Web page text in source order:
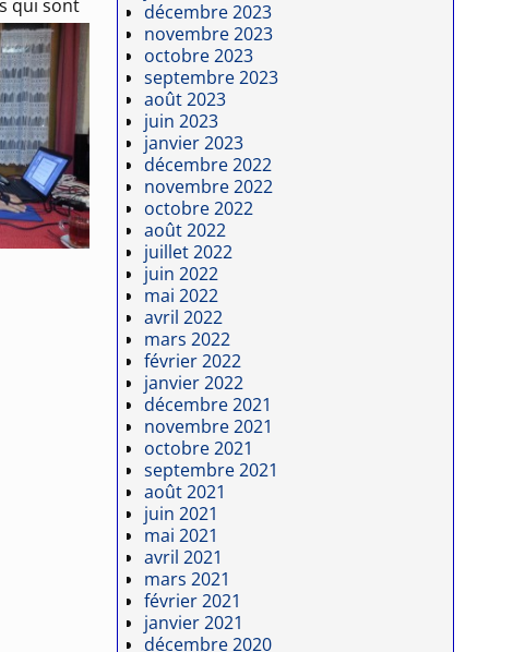
quisont
décembre 2023
novembre 2023
octobre 2023
septembre 2023
août 2023
juin 2023
janvier 2023
décembre 2022
novembre 2022
octobre 2022
août 2022
juillet 2022
juin 2022
mai 2022
avril 2022
mars 2022
février 2022
janvier 2022
décembre 2021
novembre 2021
octobre 2021
septembre 2021
août 2021
juin 2021
mai 2021
avril 2021
mars 2021
février 2021
janvier 2021
décembre 2020